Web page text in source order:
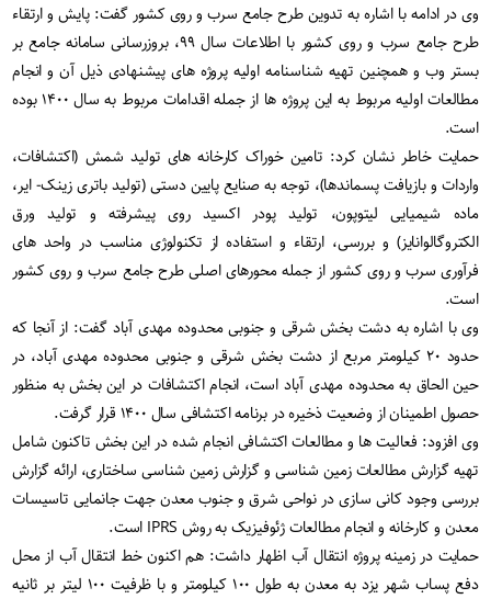
وی در ادامه با اشاره به تدوین طرح جامع سرب و روی کشور گفت: پایش و ارتقاء
طرح جامع سرب و روی کشور با اطلاعات سال ۹۹، بروزرسانی سامانه جامع بر
بستر وب و همچنین تهیه شناسنامه اولیه پروژه های پیشنهادی ذیل آن و انجام
مطالعات اولیه مربوط به این پروژه ها از جمله اقدامات مربوط به سال ۱۴۰۰ بوده
است.
حمایت خاطر نشان کرد: تامین خوراک کارخانه های تولید شمش (اکتشافات،
واردات و بازیافت پسماندها)، توجه به صنایع پایین دستی (تولید باتری زینک- ایر،
ماده شیمیایی لیتوپون، تولید پودر اکسید روی پیشرفته و تولید ورق
الکتروگالوانایز) و بررسی، ارتقاء و استفاده از تکنولوژی مناسب در واحد های
فرآوری سرب و روی کشور از جمله محورهای اصلی طرح جامع سرب و روی کشور
است.
وی با اشاره به دشت بخش شرقی و جنوبی محدوده مهدی آباد گفت: از آنجا که
حدود ۲۰ کیلومتر مربع از دشت بخش شرقی و جنوبی محدوده مهدی آباد، در
حین الحاق به محدوده مهدی آباد است، انجام اکتشافات در این بخش به منظور
حصول اطمینان از وضعیت ذخیره در برنامه اکتشافی سال ۱۴۰۰ قرار گرفت.
وی افزود: فعالیت ها و مطالعات اکتشافی انجام شده در این بخش تاکنون شامل
تهیه گزارش مطالعات زمین شناسی و گزارش زمین شناسی ساختاری، ارائه گزارش
بررسی وجود کانی سازی در نواحی شرق و جنوب معدن جهت جانمایی تاسیسات
معدن و کارخانه و انجام مطالعات ژئوفیزیک به روش IPRS است.
حمایت در زمینه پروژه انتقال آب اظهار داشت: هم اکنون خط انتقال آب از محل
دفع پساب شهر یزد به معدن به طول ۱۰۰ کیلومتر و با ظرفیت ۱۰۰ لیتر بر ثانیه